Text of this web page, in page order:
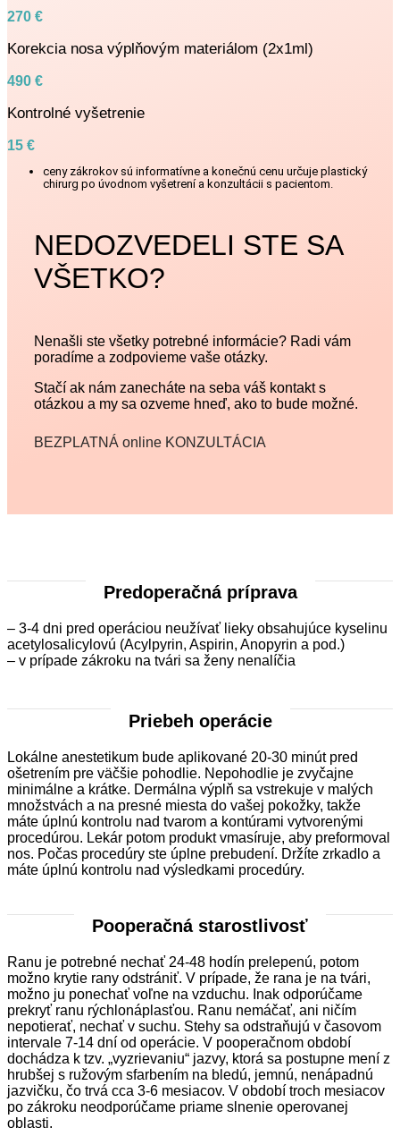
270 €
Korekcia nosa výplňovým materiálom (2x1ml)
490 €
Kontrolné vyšetrenie
15 €
ceny zákrokov sú informatívne a konečnú cenu určuje plastický
chirurg po úvodnom vyšetrení a konzultácii s pacientom.
NEDOZVEDELI STE SA
VŠETKO?
Nenašli ste všetky potrebné informácie? Radi vám
poradíme a zodpovieme vaše otázky.
Stačí ak nám zanecháte na seba váš kontakt s
otázkou a my sa ozveme hneď, ako to bude možné.
BEZPLATNÁ online KONZULTÁCIA
Predoperačná príprava
– 3-4 dni pred operáciou neužívať lieky obsahujúce kyselinu
acetylosalicylovú (Acylpyrin, Aspirin, Anopyrin a pod.)
– v prípade zákroku na tvári sa ženy nenalíčia
Priebeh operácie
Lokálne anestetikum bude aplikované 20-30 minút pred
ošetrením pre väčšie pohodlie. Nepohodlie je zvyčajne
minimálne a krátke. Dermálna výplň sa vstrekuje v malých
množstvách a na presné miesta do vašej pokožky, takže
máte úplnú kontrolu nad tvarom a kontúrami vytvorenými
procedúrou. Lekár potom produkt vmasíruje, aby preformoval
nos. Počas procedúry ste úplne prebudení. Držíte zrkadlo a
máte úplnú kontrolu nad výsledkami procedúry.
Pooperačná starostlivosť
Ranu je potrebné nechať 24-48 hodín prelepenú, potom
možno krytie rany odstrániť. V prípade, že rana je na tvári,
možno ju ponechať voľne na vzduchu. Inak odporúčame
prekryť ranu rýchlonáplasťou. Ranu nemáčať, ani ničím
nepotierať, nechať v suchu. Stehy sa odstraňujú v časovom
intervale 7-14 dní od operácie. V pooperačnom období
dochádza k tzv. „vyzrievaniu“ jazvy, ktorá sa postupne mení z
hrubšej s ružovým sfarbením na bledú, jemnú, nenápadnú
jazvičku, čo trvá cca 3-6 mesiacov. V období troch mesiacov
po zákroku neodporúčame priame slnenie operovanej
oblasti.